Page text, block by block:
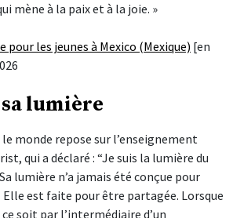
mène à la paix et à la joie. »
les jeunes à Mexico (Mexique) [en
lumière
monde repose sur l’enseignement
qui a déclaré : “Je suis la lumière du
lumière n’a jamais été conçue pour
est faite pour être partagée. Lorsque
soit par l’intermédiaire d’un